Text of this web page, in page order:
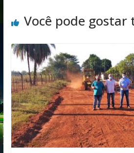
Você pode gostar